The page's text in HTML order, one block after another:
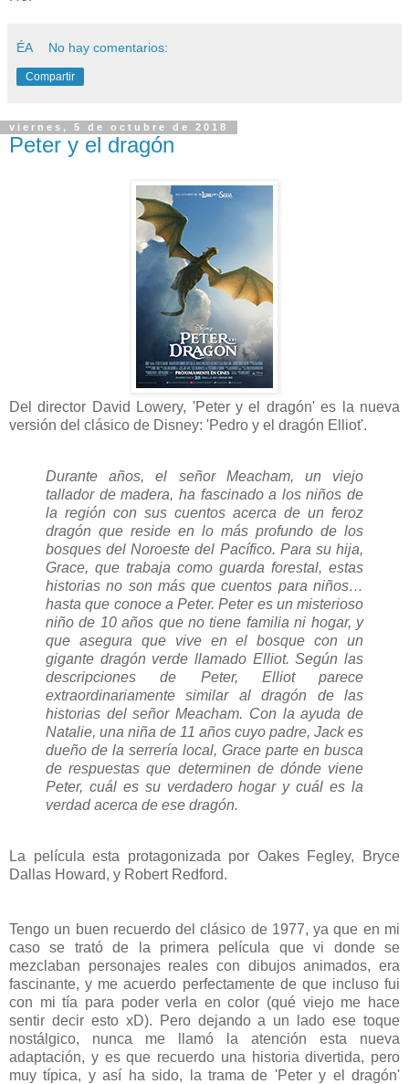
ÉA No hay comentarios:
Compartir
viernes, 5 de octubre de 2018
Peter y el dragón
Del director David Lowery, 'Peter y el dragón' es la nueva
versión del clásico de Disney: 'Pedro y el dragón Elliot'.
Durante años, el señor Meacham, un viejo
tallador de madera, ha fascinado a los niños de
la región con sus cuentos acerca de un feroz
dragón que reside en lo más profundo de los
bosques del Noroeste del Pacífico. Para su hija,
Grace, que trabaja como guarda forestal, estas
historias no son más que cuentos para niños…
hasta que conoce a Peter. Peter es un misterioso
niño de 10 años que no tiene familia ni hogar, y
que asegura que vive en el bosque con un
gigante dragón verde llamado Elliot. Según las
descripciones de Peter, Elliot parece
extraordinariamente similar al dragón de las
historias del señor Meacham. Con la ayuda de
Natalie, una niña de 11 años cuyo padre, Jack es
dueño de la serrería local, Grace parte en busca
de respuestas que determinen de dónde viene
Peter, cuál es su verdadero hogar y cuál es la
verdad acerca de ese dragón.
La película esta protagonizada por Oakes Fegley, Bryce
Dallas Howard, y Robert Redford.
Tengo un buen recuerdo del clásico de 1977, ya que en mi
caso se trató de la primera película que vi donde se
mezclaban personajes reales con dibujos animados, era
fascinante, y me acuerdo perfectamente de que incluso fui
con mi tía para poder verla en color (qué viejo me hace
sentir decir esto xD). Pero dejando a un lado ese toque
nostálgico, nunca me llamó la atención esta nueva
adaptación, y es que recuerdo una historia divertida, pero
muy típica, y así ha sido, la trama de 'Peter y el dragón'